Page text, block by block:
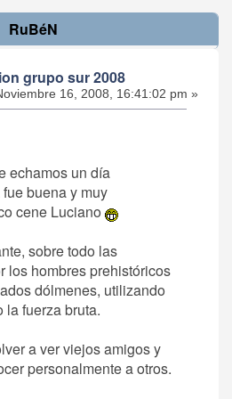
RuBéN
grupo sur 2008
16, 2008, 16:41:02 pm »
echamos un día
buena y muy
cene Luciano
sobre todo las
los hombres prehistóricos
dólmenes, utilizando
la fuerza bruta.
a ver viejos amigos y
personalmente a otros.